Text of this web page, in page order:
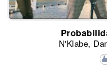
N'Klabe,